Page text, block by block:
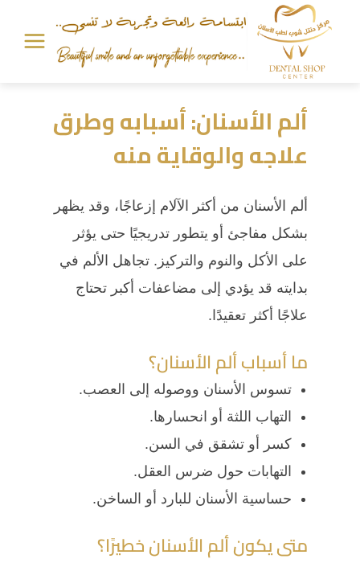
ألم الأسنان: أسبابه وطرق
علاجه والوقاية منه
ألم الأسنان من أكثر الآلام إزعاجًا، وقد يظهر
بشكل مفاجئ أو يتطور تدريجيًا حتى يؤثر
على الأكل والنوم والتركيز. تجاهل الألم في
بدايته قد يؤدي إلى مضاعفات أكبر تحتاج
علاجًا أكثر تعقيدًا.
ما أسباب ألم الأسنان؟
تسوس الأسنان ووصوله إلى العصب.
التهاب اللثة أو انحسارها.
كسر أو تشقق في السن.
التهابات حول ضرس العقل.
حساسية الأسنان للبارد أو الساخن.
متى يكون ألم الأسنان خطيرًا؟